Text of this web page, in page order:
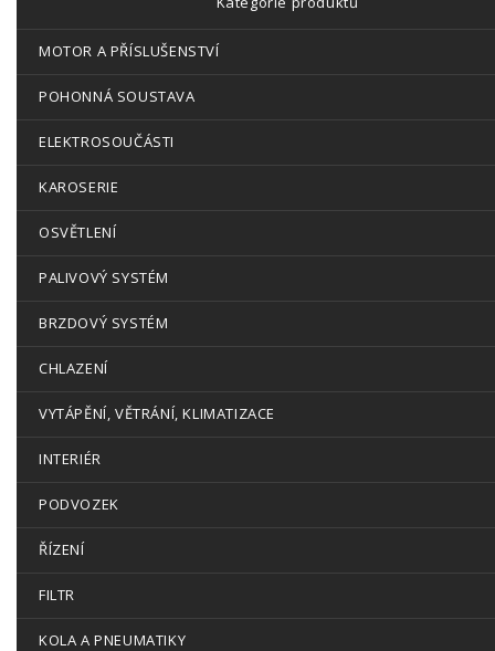
MOTOR A PŘÍSLUŠENSTVÍ
POHONNÁ SOUSTAVA
ELEKTROSOUČÁSTI
KAROSERIE
OSVĚTLENÍ
PALIVOVÝ SYSTÉM
BRZDOVÝ SYSTÉM
CHLAZENÍ
VYTÁPĚNÍ, VĚTRÁNÍ, KLIMATIZACE
INTERIÉR
PODVOZEK
ŘÍZENÍ
FILTR
KOLA A PNEUMATIKY